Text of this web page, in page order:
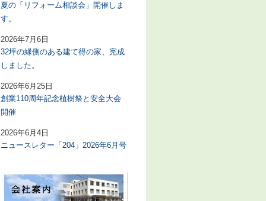
夏の「リフォーム相談会」開催しま
す。
32坪の縁側のある建て得の家、完成
しました。
2026年7月6日
創業110周年記念植樹祭と安全大会
開催
2026年6月25日
ニュースレター「204」2026年6月号
2026年6月4日